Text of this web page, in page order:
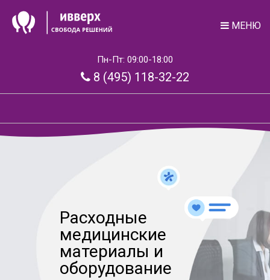
МЕНЮ
Пн-Пт: 09:00-18:00
8 (495) 118-32-22
Расходные
медицинские
материалы и
оборудование